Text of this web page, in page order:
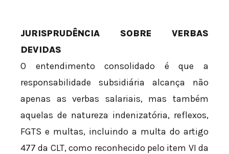
JURISPRUDÊNCIA SOBRE VERBAS
DEVIDAS
O entendimento consolidado é que a
responsabilidade subsidiária alcança não
apenas as verbas salariais, mas também
aquelas de natureza indenizatória, reflexos,
FGTS e multas, incluindo a multa do artigo
477 da CLT, como reconhecido pelo item VI da